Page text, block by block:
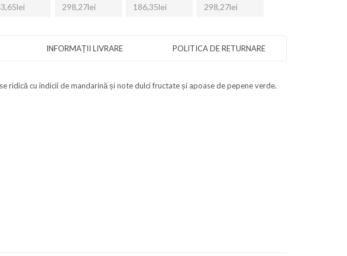
298,27lei
186,35lei
298,27lei
INFORMAȚII LIVRARE POLITICA DE RETURNARE
ridică cu indicii de mandarină și note dulci fructate și apoase de pepene verde.